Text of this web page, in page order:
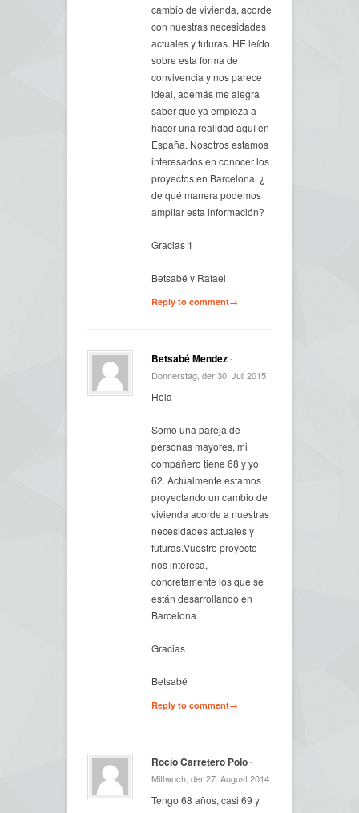
cambio de vivienda, acorde
con nuestras necesidades
actuales y futuras. HE leído
sobre esta forma de
convivencia y nos parece
ideal, además me alegra
saber que ya empieza a
hacer una realidad aquí en
España. Nosotros estamos
interesados en conocer los
proyectos en Barcelona. ¿
de qué manera podemos
ampliar esta información?
Gracias 1
Betsabé y Rafael
Reply to comment→
Betsabé Mendez-
Donnerstag, der 30. Juli 2015
Hola
Somo una pareja de
personas mayores, mi
compañero tiene 68 y yo
62. Actualmente estamos
proyectando un cambio de
vivienda acorde a nuestras
necesidades actuales y
futuras.Vuestro proyecto
nos interesa,
concretamente los que se
están desarrollando en
Barcelona.
Gracias
Betsabé
Reply to comment→
Rocío Carretero Polo-
Mittwoch, der 27. August 2014
Tengo 68 años, casi 69 y